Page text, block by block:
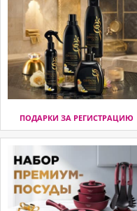
ПОДАРКИ ЗА РЕГИСТРАЦИЮ